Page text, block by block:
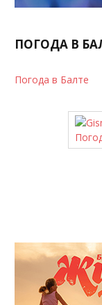
ПОГОДА В
Погода в Балте